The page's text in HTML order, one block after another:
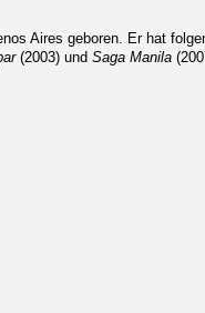
Aires geboren. Er hat
(2003) und Saga Manila